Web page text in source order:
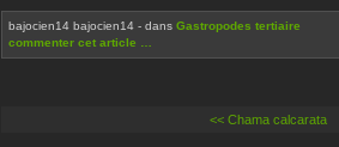
bajocien14 bajocien14 - dans Gastropodes tertiaire
commenter cet article
<< Chama calcarata